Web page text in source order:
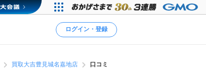
ログイン・登録
買取大吉豊見城名嘉地店 口コミ